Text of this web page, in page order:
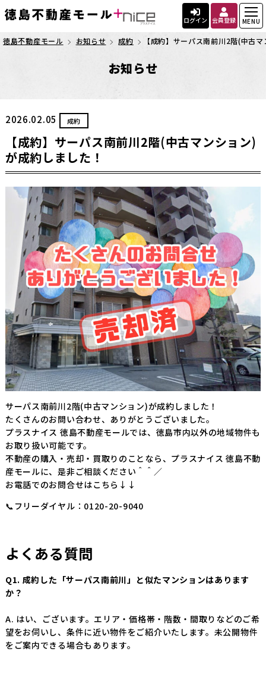
ログイン 会員登録 MENU
徳島不動産モール お知らせ 成約 【成約】サーパス南前川2階(中古
お知らせ
2026.02.05 成約
【成約】サーパス南前川2階(中古マンション)
が成約しました！
サーパス南前川2階(中古マンション)が成約しました！
たくさんのお問い合わせ、ありがとうございました。
プラスナイス 徳島不動産モールでは、徳島市内以外の地域物件も
お取り扱い可能です。
不動産の購入・売却・買取りのことなら、プラスナイス 徳島不動
産モールに、是非ご相談ください＾＾／
お電話でのお問合せはこちら↓↓
📞フリーダイヤル：0120-20-9040
よくある質問
Q1. 成約した「サーパス南前川」と似たマンションはあります
か？
A. はい、ございます。エリア・価格帯・階数・間取りなどのご希
望をお伺いし、条件に近い物件をご紹介いたします。未公開物件
をご案内できる場合もあります。